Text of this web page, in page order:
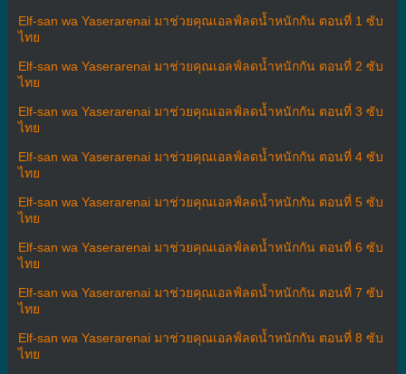
Elf-san wa Yaserarenai มาช่วยคุณเอลฟ์ลดน้ำหนักกัน ตอนที่ 1 ซับ
ไทย
Elf-san wa Yaserarenai มาช่วยคุณเอลฟ์ลดน้ำหนักกัน ตอนที่ 2 ซับ
ไทย
Elf-san wa Yaserarenai มาช่วยคุณเอลฟ์ลดน้ำหนักกัน ตอนที่ 3 ซับ
ไทย
Elf-san wa Yaserarenai มาช่วยคุณเอลฟ์ลดน้ำหนักกัน ตอนที่ 4 ซับ
ไทย
Elf-san wa Yaserarenai มาช่วยคุณเอลฟ์ลดน้ำหนักกัน ตอนที่ 5 ซับ
ไทย
Elf-san wa Yaserarenai มาช่วยคุณเอลฟ์ลดน้ำหนักกัน ตอนที่ 6 ซับ
ไทย
Elf-san wa Yaserarenai มาช่วยคุณเอลฟ์ลดน้ำหนักกัน ตอนที่ 7 ซับ
ไทย
Elf-san wa Yaserarenai มาช่วยคุณเอลฟ์ลดน้ำหนักกัน ตอนที่ 8 ซับ
ไทย